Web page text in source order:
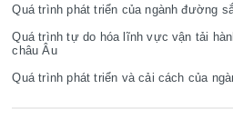
Quá trình phát triển của ngành đường
Quá trình tự do hóa lĩnh vực vận tải
châu Âu
Quá trình phát triển và cải cách của